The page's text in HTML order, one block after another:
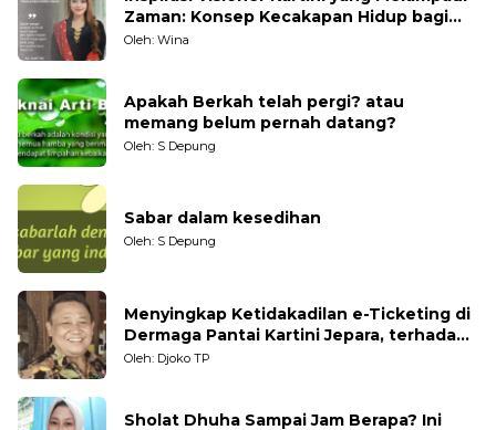
Zaman: Konsep Kecakapan Hidup bagi
Generasi Muda
Oleh: Wina
Apakah Berkah telah pergi? atau
memang belum pernah datang?
Oleh: S Depung
Sabar dalam kesedihan
Oleh: S Depung
Menyingkap Ketidakadilan e-Ticketing di
Dermaga Pantai Kartini Jepara, terhadap
Nelayan Tradisional
Oleh: Djoko TP
Sholat Dhuha Sampai Jam Berapa? Ini